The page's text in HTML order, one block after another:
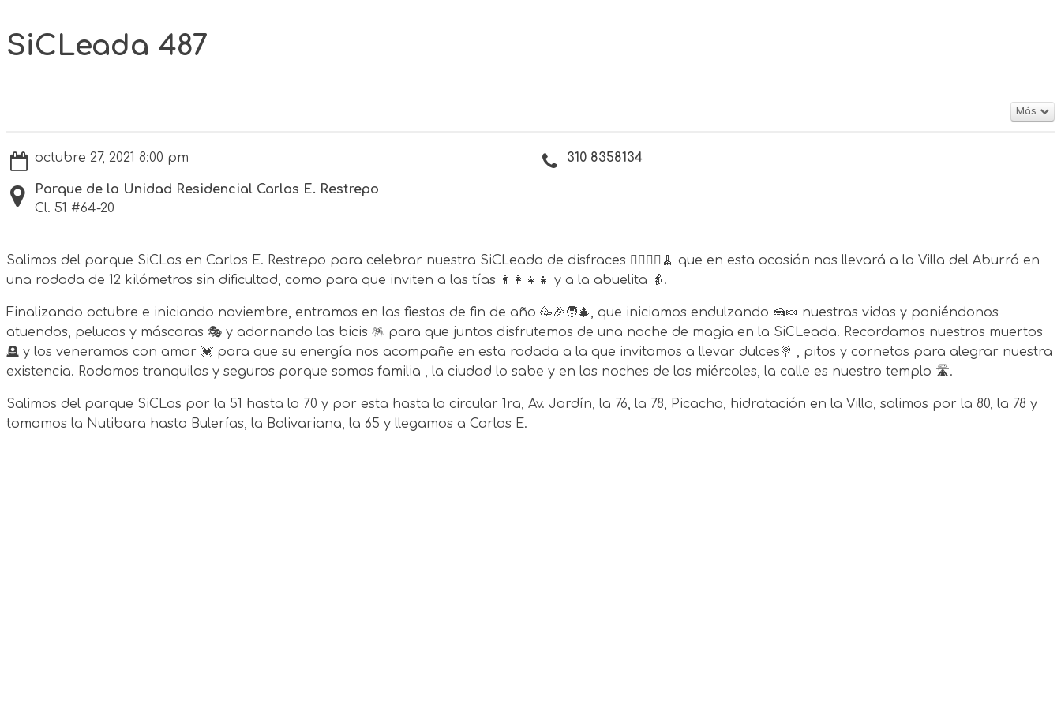
SiCLeada 487
Más
octubre 27, 2021 8:00 pm
Parque de la Unidad Residencial Carlos E. Restrepo
Cl. 51 #64-20
310 8358134
Salimos del parque SiCLas en Carlos E. Restrepo para celebrar nuestra SiCLeada de disfraces 🧙‍♀️🧙‍♂️🧹 que en esta ocasión nos llevará a la Villa del Aburrá en
una rodada de 12 kilómetros sin dificultad, como para que inviten a las tías 👨‍👩‍👧‍👧 y a la abuelita 👵.
Finalizando octubre e iniciando noviembre, entramos en las fiestas de fin de año 🥳🎉🧑‍🎄, que iniciamos endulzando 🍰🍬 nuestras vidas y poniéndonos
atuendos, pelucas y máscaras 🎭 y adornando las bicis 🪅 para que juntos disfrutemos de una noche de magia en la SiCLeada. Recordamos nuestros muertos
🪦 y los veneramos con amor 💓 para que su energía nos acompañe en esta rodada a la que invitamos a llevar dulces🍭 , pitos y cornetas para alegrar nuestra
existencia. Rodamos tranquilos y seguros porque somos familia , la ciudad lo sabe y en las noches de los miércoles, la calle es nuestro templo 🛣️.
Salimos del parque SiCLas por la 51 hasta la 70 y por esta hasta la circular 1ra, Av. Jardín, la 76, la 78, Picacha, hidratación en la Villa, salimos por la 80, la 78 y
tomamos la Nutibara hasta Bulerías, la Bolivariana, la 65 y llegamos a Carlos E.